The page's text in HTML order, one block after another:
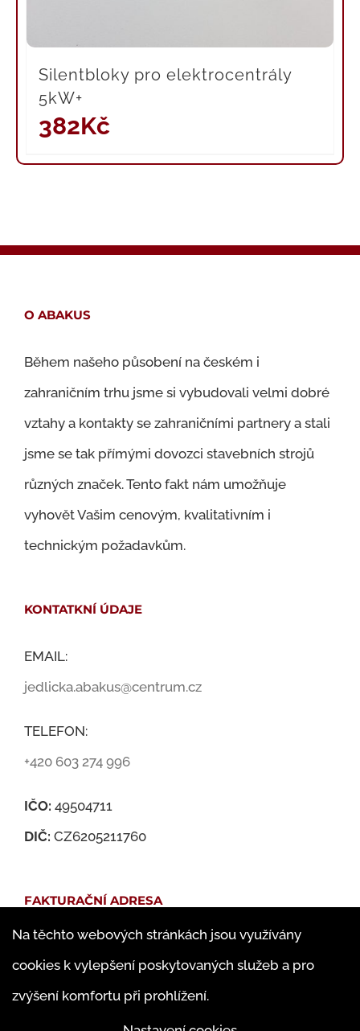
Silentbloky pro elektrocentrály
5kW+
382Kč
O ABAKUS
Během našeho působení na českém i
zahraničním trhu jsme si vybudovali velmi dobré
vztahy a kontakty se zahraničními partnery a stali
jsme se tak přímými dovozci stavebních strojů
různých značek. Tento fakt nám umožňuje
vyhovět Vašim cenovým, kvalitativním i
technickým požadavkům.
KONTATKNÍ ÚDAJE
EMAIL:
jedlicka.abakus@centrum.cz
TELEFON:
+420 603 274 996
IČO: 49504711
DIČ: CZ6205211760
FAKTURAČNÍ ADRESA
Famfulíkova 1143/13
182 00 Praha 8 – Kobylisy
Na těchto webových stránkách jsou využívány
cookies k vylepšení poskytovaných služeb a pro
zvýšení komfortu při prohlížení.